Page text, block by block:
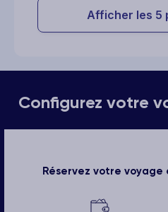
Afficher les 5
Configurez votre
Réservez votre